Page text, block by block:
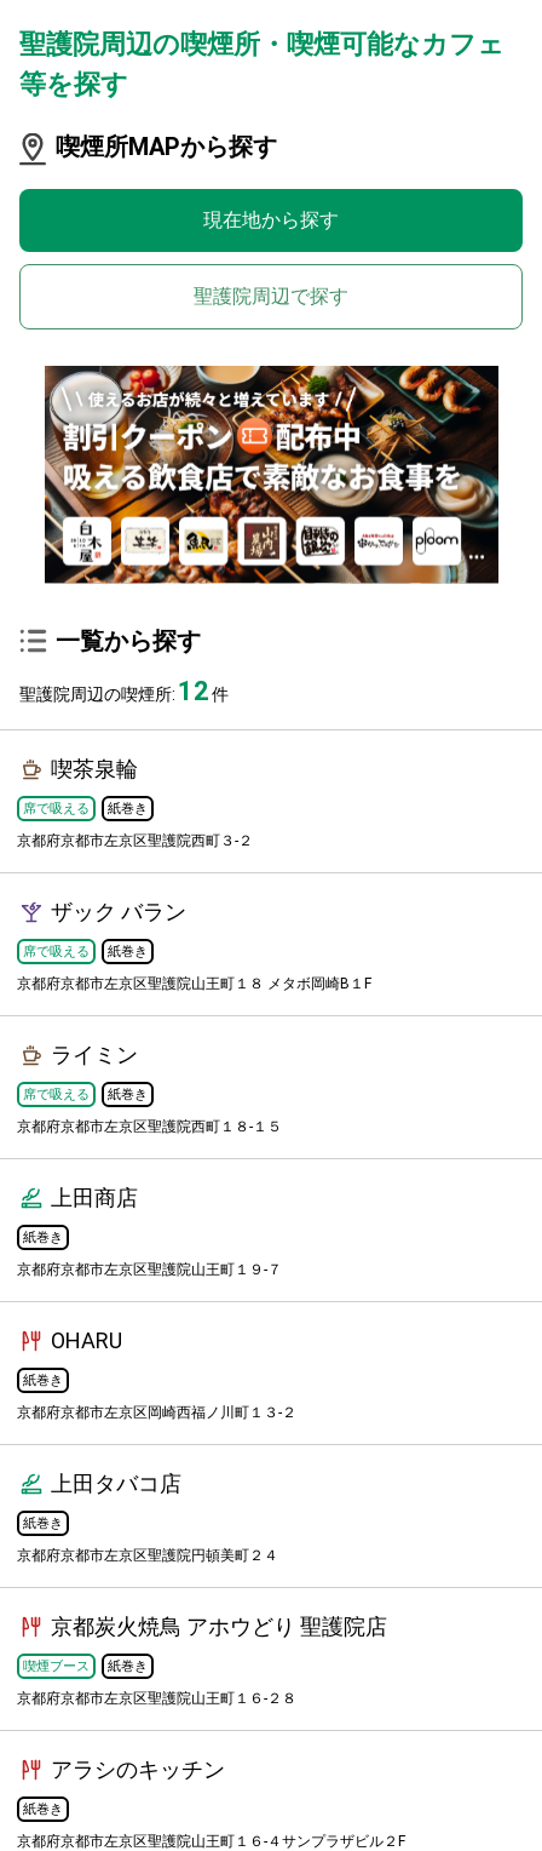
聖護院周辺の喫煙所・喫煙可能なカフェ
等を探す
喫煙所MAPから探す
現在地から探す
聖護院周辺で探す
一覧から探す
聖護院周辺の喫煙所: 12件
喫茶泉輪
席で吸える 紙巻き
京都府京都市左京区聖護院西町３-２
ザック バラン
席で吸える 紙巻き
京都府京都市左京区聖護院山王町１８ メタボ岡崎B１F
ライミン
席で吸える 紙巻き
京都府京都市左京区聖護院西町１８-１５
上田商店
紙巻き
京都府京都市左京区聖護院山王町１９-７
OHARU
紙巻き
京都府京都市左京区岡崎西福ノ川町１３-２
上田タバコ店
紙巻き
京都府京都市左京区聖護院円頓美町２４
京都炭火焼鳥 アホウどり 聖護院店
喫煙ブース 紙巻き
京都府京都市左京区聖護院山王町１６-２８
アラシのキッチン
紙巻き
京都府京都市左京区聖護院山王町１６-４サンプラザビル２F